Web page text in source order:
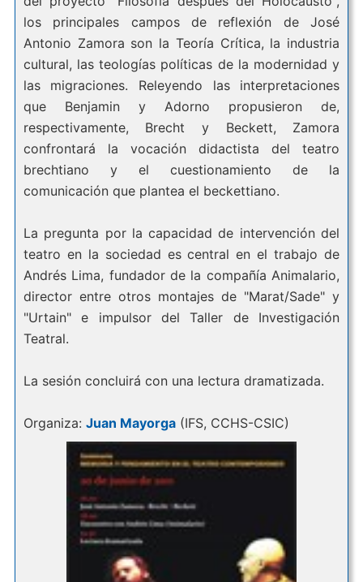
los principales campos de reflexión de José
Antonio Zamora son la Teoría Crítica, la industria
cultural, las teologías políticas de la modernidad y
las migraciones. Releyendo las interpretaciones
que Benjamin y Adorno propusieron de,
respectivamente, Brecht y Beckett, Zamora
confrontará la vocación didactista del teatro
brechtiano y el cuestionamiento de la
comunicación que plantea el beckettiano.
La pregunta por la capacidad de intervención del
teatro en la sociedad es central en el trabajo de
Andrés Lima, fundador de la compañía Animalario,
director entre otros montajes de "Marat/Sade" y
"Urtain" e impulsor del Taller de Investigación
Teatral.
La sesión concluirá con una lectura dramatizada.
Organiza: Juan Mayorga(IFS, CCHS-CSIC)